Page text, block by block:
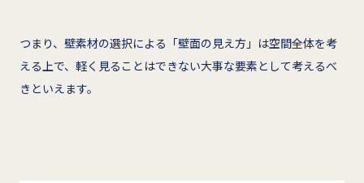
つまり、壁素材の選択による「壁面の見え方」は空間全体を考
える上で、軽く見ることはできない大事な要素として考えるべ
きといえます。